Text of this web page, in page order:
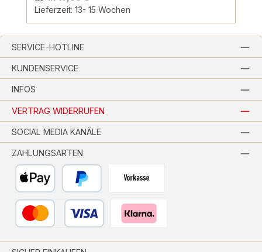
Lieferzeit: 13- 15 Wochen
SERVICE-HOTLINE
KUNDENSERVICE
INFOS
VERTRAG WIDERRUFEN
ZAHLUNGSARTEN
SOCIAL MEDIA KANÄLE